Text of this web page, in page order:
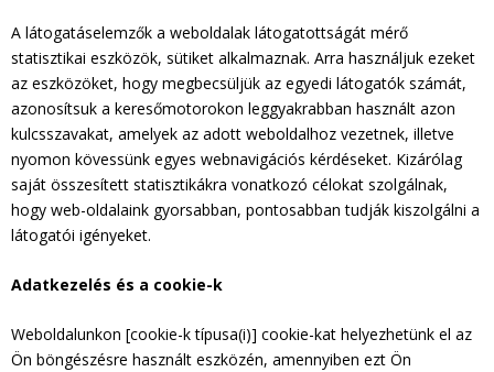
A látogatáselemzők a weboldalak látogatottságát mérő
statisztikai eszközök, sütiket alkalmaznak. Arra használjuk ezeket
az eszközöket, hogy megbecsüljük az egyedi látogatók számát,
azonosítsuk a keresőmotorokon leggyakrabban használt azon
kulcsszavakat, amelyek az adott weboldalhoz vezetnek, illetve
nyomon kövessünk egyes webnavigációs kérdéseket. Kizárólag
saját összesített statisztikákra vonatkozó célokat szolgálnak,
hogy web-oldalaink gyorsabban, pontosabban tudják kiszolgálni a
látogatói igényeket.
Adatkezelés és a cookie-k
Weboldalunkon [cookie-k típusa(i)] cookie-kat helyezhetünk el az
Ön böngészésre használt eszközén, amennyiben ezt Ön